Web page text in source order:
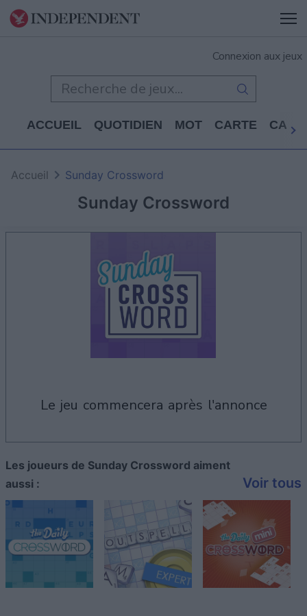
Connexion aux jeux
ACCUEIL QUOTIDIEN MOT CARTE
Sunday Crossword
Accueil Sunday Crossword
le jeu commencera après l'annonce
Les joueurs de Sunday Crossword aiment
aussi :
Voir tous